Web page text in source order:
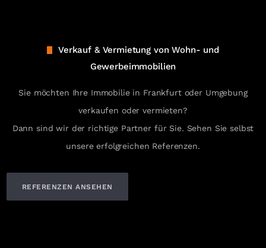
Verkauf & Vermietung von Wohn- und
Gewerbeimmobilien
Sie möchten Ihre Immobilie in Frankfurt oder Umgebung
verkaufen oder vermieten?
Dann sind wir der richtige Partner für Sie. Sehen Sie selbst
unsere erfolgreichen Referenzen.
REFERENZEN ANSEHEN